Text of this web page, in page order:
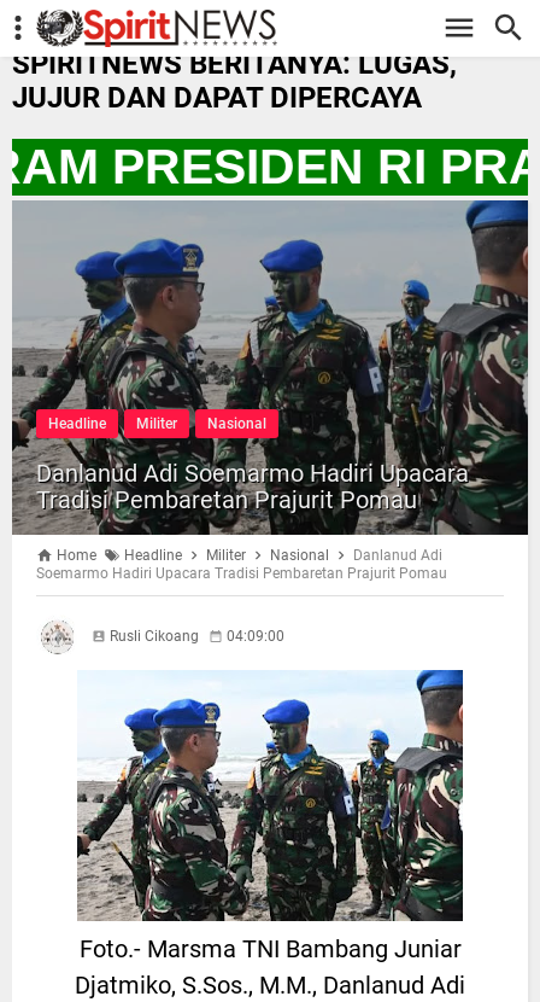
-->
SPIRITNEWS BERITANYA: LUGAS,
JUJUR DAN DAPAT DIPERCAYA
PRESIDEN RI
Headline Militer Nasional
Danlanud Adi Soemarmo Hadiri Upacara
Tradisi Pembaretan Prajurit Pomau
Home Headline Militer Nasional
Danlanud Adi
Soemarmo Hadiri Upacara Tradisi Pembaretan Prajurit Pomau
Rusli Cikoang 04:09:00
Foto.- Marsma TNI Bambang Juniar
Djatmiko, S.Sos., M.M., Danlanud Adi